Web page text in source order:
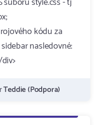
kódu za
nasledovné:
Teddie (Podpora)